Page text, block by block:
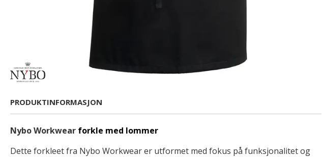
PRODUKTINFORMASJON
Nybo Workwear forkle med lommer
Dette forkleet fra Nybo Workwear er utformet med fokus på funksjonalitet og